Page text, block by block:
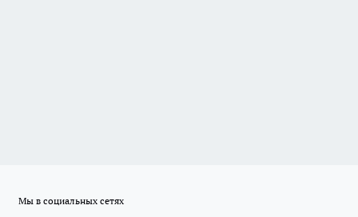
Мы в социальных сетях